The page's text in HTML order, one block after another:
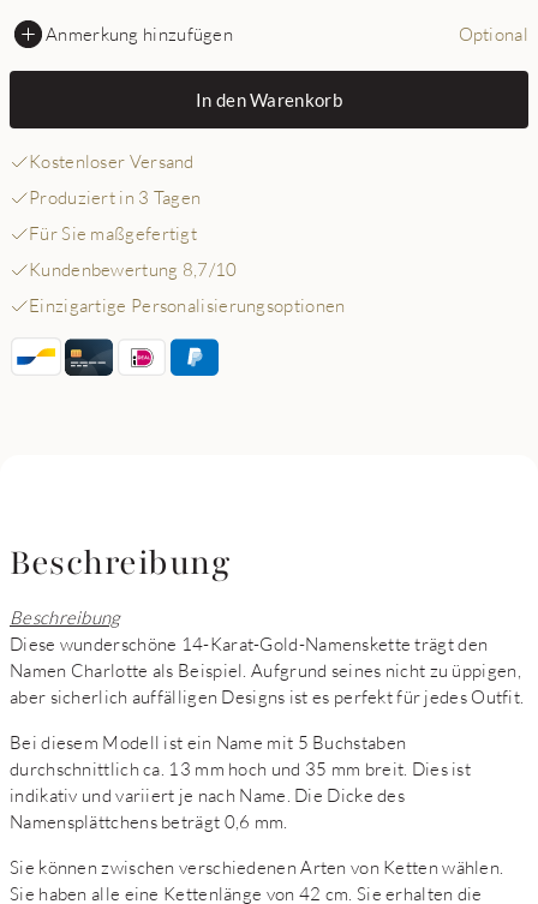
Anmerkung hinzufügen Optional
In den Warenkorb
Kostenloser Versand
Produziert in 3 Tagen
Für Sie maßgefertigt
Kundenbewertung 8,7/10
Einzigartige Personalisierungsoptionen
Beschreibung
Beschreibung
Diese wunderschöne 14-Karat-Gold-Namenskette trägt den
Namen Charlotte als Beispiel. Aufgrund seines nicht zu üppigen,
aber sicherlich auffälligen Designs ist es perfekt für jedes Outfit.
Bei diesem Modell ist ein Name mit 5 Buchstaben
durchschnittlich ca. 13 mm hoch und 35 mm breit. Dies ist
indikativ und variiert je nach Name. Die Dicke des
Namensplättchens beträgt 0,6 mm.
Sie können zwischen verschiedenen Arten von Ketten wählen.
Sie haben alle eine Kettenlänge von 42 cm. Sie erhalten die